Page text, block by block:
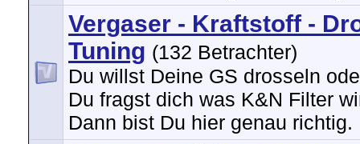
Vergaser - Kraftstoff -
Tuning (132 Betrachter)
Du willst Deine GS drosseln
Du fragst dich was K&N Filter
Dann bist Du hier genau richtig.